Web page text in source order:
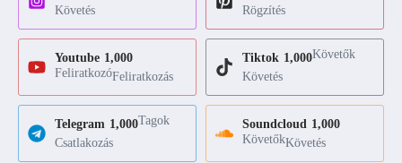
Követés
Rögzítés
Youtube 1,000
FeliratkozóFeliratkozás
Tiktok 1,000Követők
Követés
Telegram 1,000Tagok
Csatlakozás
Soundcloud 1,000
KövetőkKövetés